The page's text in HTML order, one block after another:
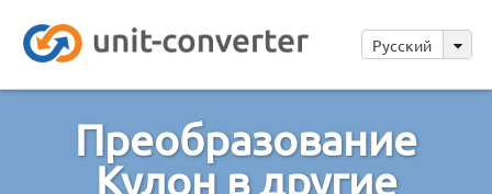
Русский
Преобразование
Кулон в другие